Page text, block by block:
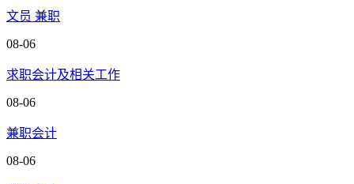
文员 兼职
08-06
求职会计及相关工作
08-06
兼职会计
08-06